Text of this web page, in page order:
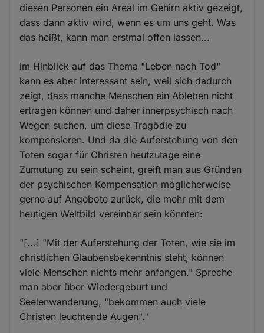
diesen Personen ein Areal im Gehirn aktiv gezeigt,
dass dann aktiv wird, wenn es um uns geht. Was
das heißt, kann man erstmal offen lassen...
im Hinblick auf das Thema "Leben nach Tod"
kann es aber interessant sein, weil sich dadurch
zeigt, dass manche Menschen ein Ableben nicht
ertragen können und daher innerpsychisch nach
Wegen suchen, um diese Tragödie zu
kompensieren. Und da die Auferstehung von den
Toten sogar für Christen heutzutage eine
Zumutung zu sein scheint, greift man aus Gründen
der psychischen Kompensation möglicherweise
gerne auf Angebote zurück, die mehr mit dem
heutigen Weltbild vereinbar sein könnten:
"[...] "Mit der Auferstehung der Toten, wie sie im
christlichen Glaubensbekenntnis steht, können
viele Menschen nichts mehr anfangen." Spreche
man aber über Wiedergeburt und
Seelenwanderung, "bekommen auch viele
Christen leuchtende Augen"."